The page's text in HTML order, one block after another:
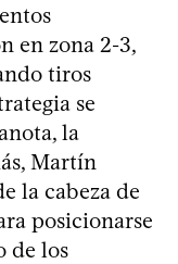
en zona 2-3,
tiros
se
la
Martín
la cabeza de
posicionarse
de los